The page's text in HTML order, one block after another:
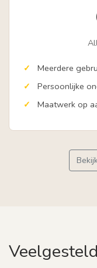
Meerdere
Persoonlijke
Maatwerk op